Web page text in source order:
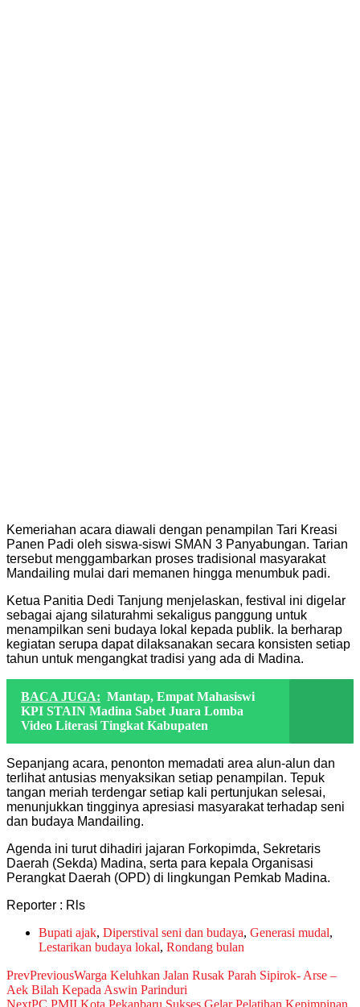
Kemeriahan acara diawali dengan penampilan Tari Kreasi
Panen Padi oleh siswa-siswi SMAN 3 Panyabungan. Tarian
tersebut menggambarkan proses tradisional masyarakat
Mandailing mulai dari memanen hingga menumbuk padi.
Ketua Panitia Dedi Tanjung menjelaskan, festival ini digelar
sebagai ajang silaturahmi sekaligus panggung untuk
menampilkan seni budaya lokal kepada publik. Ia berharap
kegiatan serupa dapat dilaksanakan secara konsisten setiap
tahun untuk mengangkat tradisi yang ada di Madina.
BACA JUGA: Mantap, Empat Mahasiswi
KPI STAIN Madina Sabet Juara Lomba
Video Literasi Tingkat Kabupaten
Sepanjang acara, penonton memadati area alun-alun dan
terlihat antusias menyaksikan setiap penampilan. Tepuk
tangan meriah terdengar setiap kali pertunjukan selesai,
menunjukkan tingginya apresiasi masyarakat terhadap seni
dan budaya Mandailing.
Agenda ini turut dihadiri jajaran Forkopimda, Sekretaris
Daerah (Sekda) Madina, serta para kepala Organisasi
Perangkat Daerah (OPD) di lingkungan Pemkab Madina.
Reporter : Rls
Bupati ajak, Diperstival seni dan budaya, Generasi mudal,
Lestarikan budaya lokal, Rondang bulan
PrevPreviousWarga Keluhkan Jalan Rusak Parah Sipirok- Arse –
Aek Bilah Kepada Aswin Parinduri
NextPC PMII Kota Pekanbaru Sukses Gelar Pelatihan Kepimpinan